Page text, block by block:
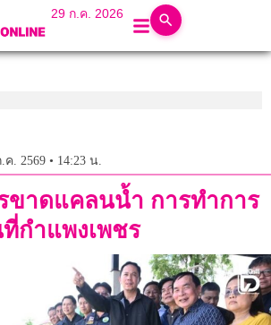
29 ก.ค. 2026
ค. 2569 • 14:23 น.
ขาดแคลนน้ำ การทำการ
กำแพงเพชร